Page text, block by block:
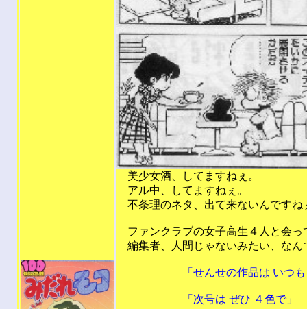
美少女酒、してますねぇ。
アル中、してますねぇ。
不条理のネタ、出て来ないんですね
ファンクラブの女子高生４人と会っ
編集者、人間じゃないみたい、なん
「せんせの作品は いつも ひ
「次号は ぜひ ４色で」